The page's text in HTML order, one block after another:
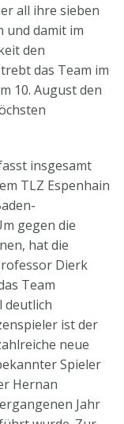
all ihre sieben
und damit im
den
das Team im
10. August den
insgesamt
TLZ Espenhain
gegen die
hat die
Dierk
Team
deutlich
ist der
neue
Spieler
Hernan
Jahr